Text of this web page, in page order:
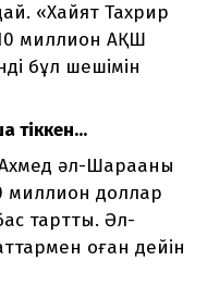
«Хайят Тахрир
миллион АҚШ
бұл шешімін
тіккен...
әл-Шарааны
миллион доллар
тартты. Әл-
оған дейін